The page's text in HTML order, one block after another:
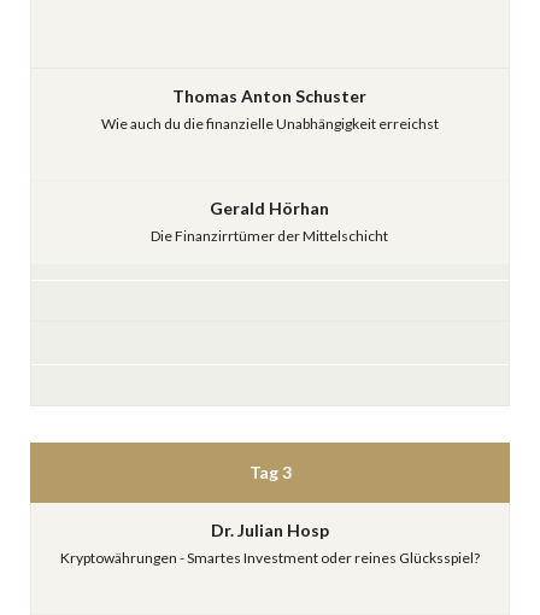
Thomas Anton Schuster
Wie auch du die finanzielle Unabhängigkeit erreichst
Gerald Hörhan
Die Finanzirrtümer der Mittelschicht
Tag 3
Dr. Julian Hosp
Kryptowährungen - Smartes Investment oder reines Glücksspiel?